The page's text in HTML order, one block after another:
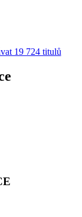
19 724 titulů